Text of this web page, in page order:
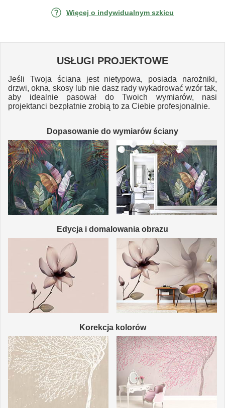
Więcej o indywidualnym szkicu
USŁUGI PROJEKTOWE
Jeśli Twoja ściana jest nietypowa, posiada narożniki,
drzwi, okna, skosy lub nie dasz rady wykadrować wzór tak,
aby idealnie pasował do Twoich wymiarów, nasi
projektanci bezpłatnie zrobią to za Ciebie profesjonalnie.
Dopasowanie do wymiarów ściany
Edycja i domalowania obrazu
Korekcja kolorów